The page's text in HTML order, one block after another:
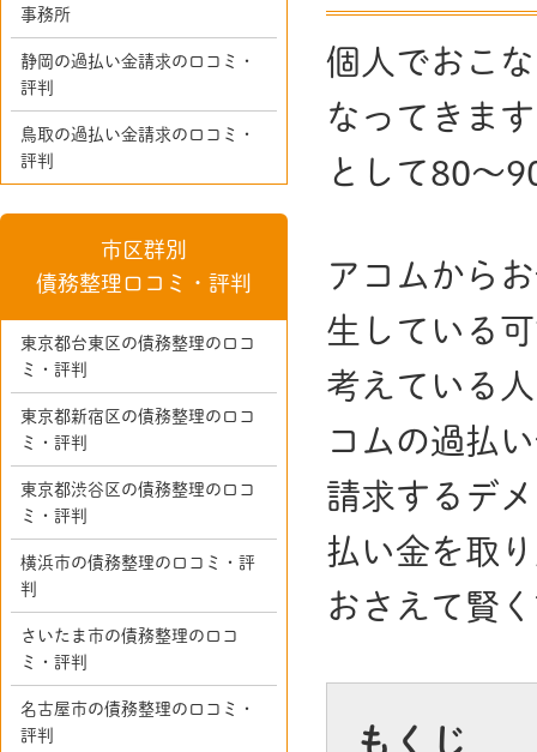
個人でおこ
なってきま
として80～
アコムから
生している
考えている
コムの過払
請求するデ
払い金を取
おさえて賢
もくじ
事務所
静岡の過払い金請求の口コミ・
評判
鳥取の過払い金請求の口コミ・
評判
市区群別
債務整理口コミ・評判
東京都台東区の債務整理の口コ
ミ・評判
東京都新宿区の債務整理の口コ
ミ・評判
東京都渋谷区の債務整理の口コ
ミ・評判
横浜市の債務整理の口コミ・評
判
さいたま市の債務整理の口コ
ミ・評判
名古屋市の債務整理の口コミ・
評判